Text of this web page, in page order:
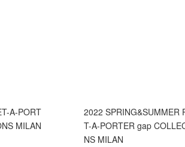
A-PORT
MILAN
2022 SPRING&SUMMER
T-A-PORTER gap
NS MILAN